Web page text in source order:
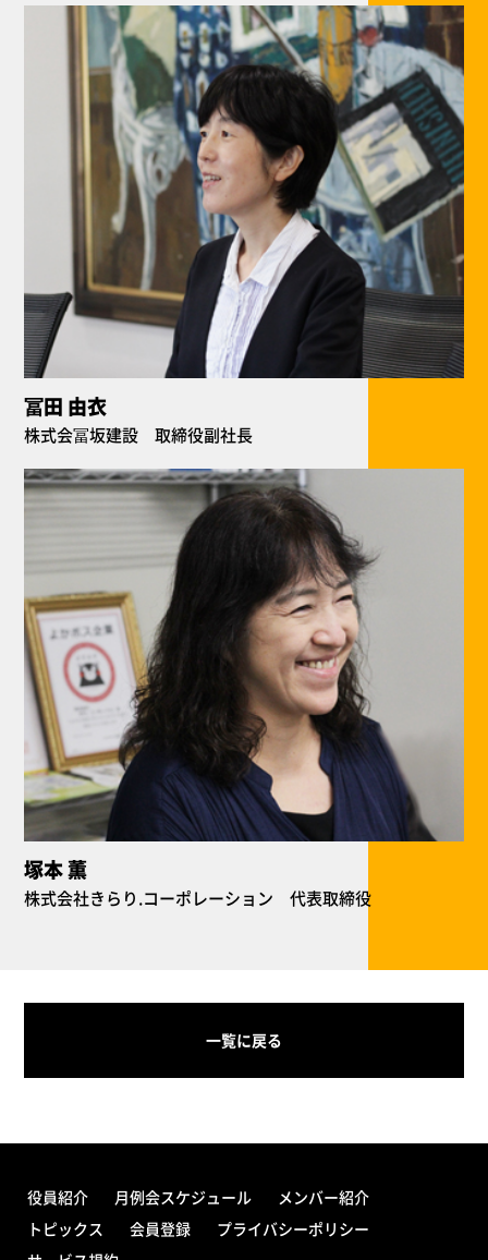
冨田 由衣
株式会冨坂建設 取締役副社長
塚本 薫
株式会社きらり.コーポレーション 代表取締役
一覧に戻る
役員紹介 月例会スケジュール
メンバー紹介
トピックス
会員登録
プライバシーポリシー